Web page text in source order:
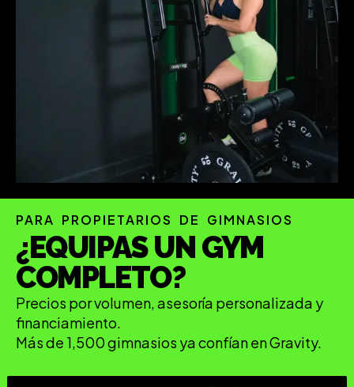
PARA PROPIETARIOS DE GIMNASIOS
¿EQUIPAS UN GYM
COMPLETO?
Precios por volumen, asesoría personalizada y
financiamiento.
Más de 1,500 gimnasios ya confían en Gravity.